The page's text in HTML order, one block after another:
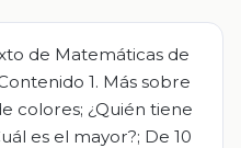
de Matemáticas de
1. Más sobre
colores; ¿Quién tiene
es el mayor?; De 10